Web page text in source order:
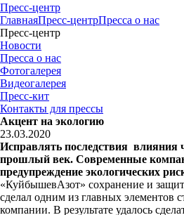
Пресс-центр
ГлавнаяПресс-центрПресса о нас
Пресс-центр
Новости
Пресса о нас
Фотогалерея
Видеогалерея
Пресс-кит
Контакты для прессы
Акцент на экологию
23.03.2020
Исправлять последствия влияния
прошлый век. Современные
предупреждение экологических
«КуйбышевАзот» сохранение и
сделал одним из главных элементов
компании. В результате удалось